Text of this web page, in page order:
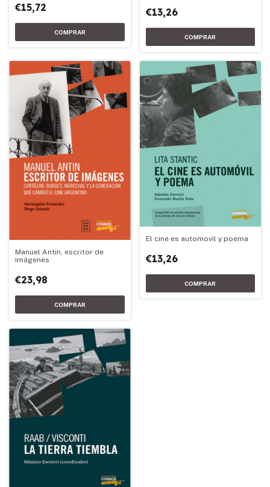
€15,72 €13,26
Manuel Antín, escritor de
imágenes
€23,98
El cine es automovil y poema
€13,26